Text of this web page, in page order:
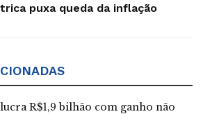
ponto percentual.
para 1. No 2, há cobrança adicional
em outubro, o extra é de R$ 4,46.
puxa queda da inflação
R$1,9 bilhão com ganho não